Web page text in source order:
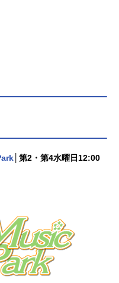
《回復》し、四年前か
り直す”ことを決意す
者たちへの報復に胸を
った……。「さあ、パ
のやり直し放送形態TV
姫イヴ：高森奈津美ノ
原案：しおこんぶ監
シリーズ構成・脚本：
ラクターデザイン：ご
プロップデザイン：宮
│第2・第4水曜日12:00